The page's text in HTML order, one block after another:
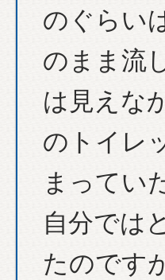
のぐらい
のまま流
は見えな
のトイレ
まってい
自分では
たのです